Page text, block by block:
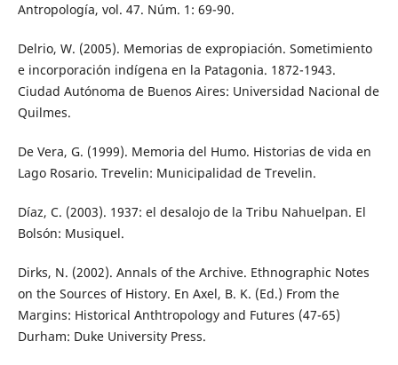
Antropología, vol. 47. Núm. 1: 69-90.
Delrio, W. (2005). Memorias de expropiación. Sometimiento
e incorporación indígena en la Patagonia. 1872-1943.
Ciudad Autónoma de Buenos Aires: Universidad Nacional de
Quilmes.
De Vera, G. (1999). Memoria del Humo. Historias de vida en
Lago Rosario. Trevelin: Municipalidad de Trevelin.
Díaz, C. (2003). 1937: el desalojo de la Tribu Nahuelpan. El
Bolsón: Musiquel.
Dirks, N. (2002). Annals of the Archive. Ethnographic Notes
on the Sources of History. En Axel, B. K. (Ed.) From the
Margins: Historical Anthtropology and Futures (47-65)
Durham: Duke University Press.